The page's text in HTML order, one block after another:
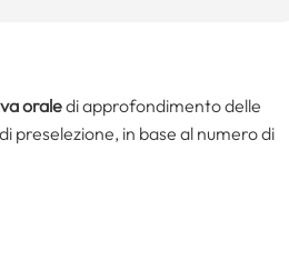
oraledi approfondimento delle
preselezione, in base al numero di